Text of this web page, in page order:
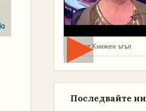
Мая от Книжен ъгъл
Последвайте ни